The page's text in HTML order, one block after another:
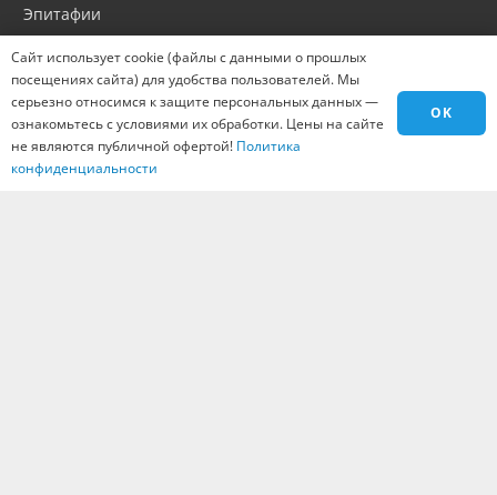
Эпитафии
Портфолио
Оптовикам
Материалы
Города
Контакты
Сайт использует cookie (файлы с данными о прошлых
посещениях сайта) для удобства пользователей. Мы
серьезно относимся к защите персональных данных —
ознакомьтесь с условиями их обработки. Цены на сайте
не являются публичной офертой! Политика
конфиденциальности
OK